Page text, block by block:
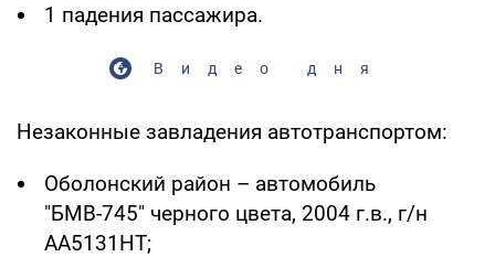
1 падения пассажира.
Видео дня
Незаконные завладения автотранспортом:
Оболонский район – автомобиль
"БМВ-745" черного цвета, 2004 г.в., г/н
АА5131НТ;